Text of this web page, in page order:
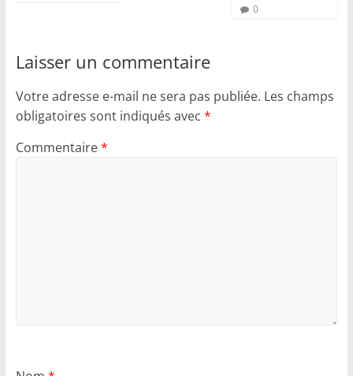
0
Laisser un commentaire
Votre adresse e-mail ne sera pas publiée. Les champs
obligatoires sont indiqués avec *
Commentaire*